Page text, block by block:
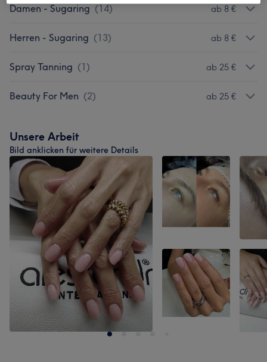
Damen - Sugaring (14) ab 8 €
Herren - Sugaring (13) ab 8 €
Spray Tanning (1) ab 25 €
Beauty For Men (2) ab 25 €
Unsere Arbeit
Bild anklicken für weitere Details